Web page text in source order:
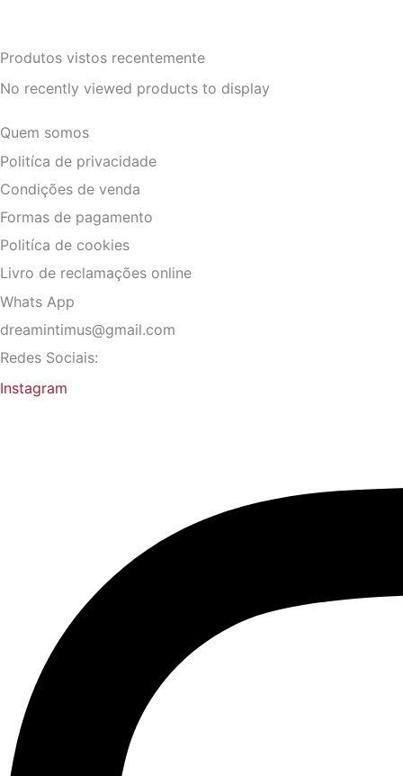
Produtos vistos recentemente
No recently viewed products to display
Quem somos
Politíca de privacidade
Condições de venda
Formas de pagamento
Politíca de cookies
Livro de reclamações online
Whats App
dreamintimus@gmail.com
Redes Sociais:
Instagram